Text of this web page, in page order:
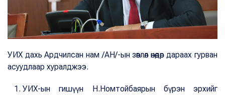
УИХ дахь Ардчилсан нам /АН/-ын зөвлөл өнөөдөр дараах гурван
асуудлаар хуралджээ.
УИХ-ын гишүүн Н.Номтойбаярын бүрэн эрхийг